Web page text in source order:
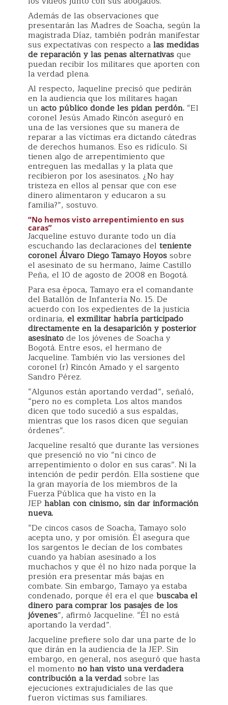
Además de las observaciones que
presentarán las Madres de Soacha, según la
magistrada Díaz, también podrán manifestar
sus expectativas con respecto alas medidas
de reparación y las penas alternativasque
puedan recibir los militares que aporten con
la verdad plena.
Al respecto, Jaqueline precisó que pedirán
en la audiencia que los militares hagan
un acto público donde les pidan perdón. “El
coronel Jesús Amado Rincón aseguró en
una de las versiones que su manera de
reparar a las víctimas era dictando cátedras
de derechos humanos. Eso es ridículo. Si
tienen algo de arrepentimiento que
entreguen las medallas y la plata que
recibieron por los asesinatos. ¿No hay
tristeza en ellos al pensar que con ese
dinero alimentaron y educaron a su
familia?”, sostuvo.
“No hemos visto arrepentimiento en sus
caras”
Jacqueline estuvo durante todo un día
escuchando las declaraciones del teniente
coronel Álvaro Diego Tamayo Hoyossobre
el asesinato de su hermano, Jaime Castillo
Peña, el 10 de agosto de 2008 en Bogotá.
Para esa época, Tamayo era el comandante
del Batallón de Infantería No. 15. De
acuerdo con los expedientes de la justicia
ordinaria, el exmilitar habría participado
directamente en la desaparición y posterior
asesinatode los jóvenes de Soacha y
Bogotá. Entre esos, el hermano de
Jacqueline. También vio las versiones del
coronel (r) Rincón Amado y el sargento
Sandro Pérez.
“Algunos están aportando verdad”, señaló,
“pero no es completa. Los altos mandos
dicen que todo sucedió a sus espaldas,
mientras que los rasos dicen que seguían
órdenes”.
Jacqueline resaltó que durante las versiones
que presenció no vio “ni cinco de
arrepentimiento o dolor en sus caras”. Ni la
intención de pedir perdón. Ella sostiene que
la gran mayoría de los miembros de la
Fuerza Pública que ha visto en la
JEP hablan con cinismo, sin dar información
nueva.
“De cincos casos de Soacha, Tamayo solo
acepta uno, y por omisión. Él asegura que
los sargentos le decían de los combates
cuando ya habían asesinado a los
muchachos y que él no hizo nada porque la
presión era presentar más bajas en
combate. Sin embargo, Tamayo ya estaba
condenado, porque él era el que buscaba el
dinero para comprar los pasajes de los
jóvenes”, afirmó Jacqueline. “Él no está
aportando la verdad”.
Jacqueline prefiere solo dar una parte de lo
que dirán en la audiencia de la JEP. Sin
embargo, en general, nos aseguró que hasta
el momento no han visto una verdadera
contribución a la verdadsobre las
ejecuciones extrajudiciales de las que
fueron víctimas sus familiares.